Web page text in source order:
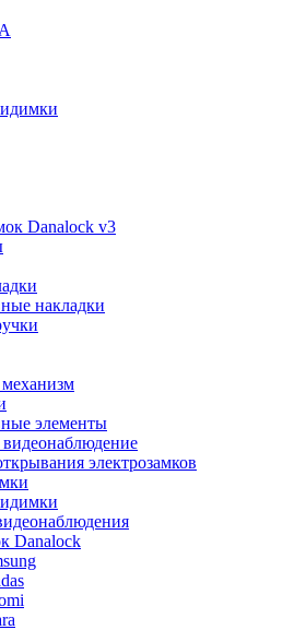
Danalock v3
накладки
элементы
электрозамков
Danalock